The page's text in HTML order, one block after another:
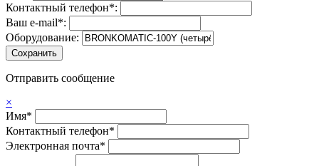
Контактный телефон*:
Ваш e-mail*:
Оборудование:
Отправить сообщение
×
Имя*
Контактный телефон*
Электронная почта*